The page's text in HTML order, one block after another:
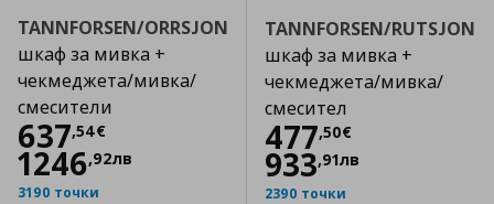
TANNFORSEN/ORRSJON
шкаф за мивка +
чекмеджета/мивка/
смесители
637,54€
Цена
1246,92лв
3190 точки
TANNFORSEN/RUTSJON
шкаф за мивка +
чекмеджета/мивка/
смесител
477,50€
Цена
933,91лв
2390 точки